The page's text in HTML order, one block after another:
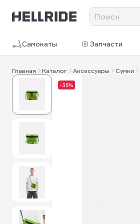
Самокаты Запчасти
Главная Каталог Аксессуары Сумки
-35%